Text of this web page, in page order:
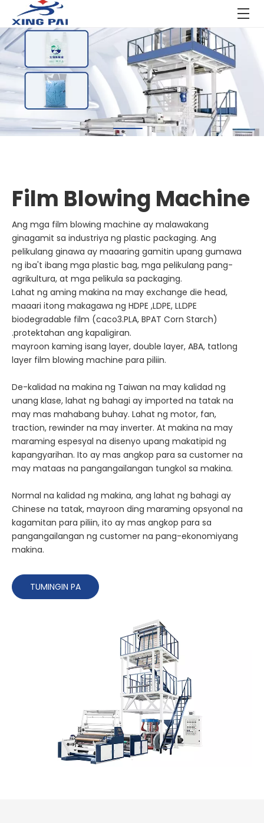
Innovation, kalidad, serbisyo - binuo
sa tiwala.
Espesyalista Sa Produksyon ng plastic&package
Film Blowing Machine
Ang mga film blowing machine ay malawakang
ginagamit sa industriya ng plastic packaging. Ang
pelikulang ginawa ay maaaring gamitin upang gumawa
ng iba't ibang mga plastic bag, mga pelikulang pang-
agrikultura, at mga pelikula sa packaging.
Lahat ng aming makina na may exchange die head,
maaari itong makagawa ng HDPE ,LDPE, LLDPE
biodegradable film (caco3.PLA, BPAT Corn Starch)
.protektahan ang kapaligiran.
mayroon kaming isang layer, double layer, ABA, tatlong
layer film blowing machine para piliin.
De-kalidad na makina ng Taiwan na may kalidad ng
unang klase, lahat ng bahagi ay imported na tatak na
may mas mahabang buhay. Lahat ng motor, fan,
traction, rewinder na may inverter. At makina na may
maraming espesyal na disenyo upang makatipid ng
kapangyarihan. Ito ay mas angkop para sa customer na
may mataas na pangangailangan tungkol sa makina.
Normal na kalidad ng makina, ang lahat ng bahagi ay
Chinese na tatak, mayroon ding maraming opsyonal na
kagamitan para piliin, ito ay mas angkop para sa
pangangailangan ng customer na pang-ekonomiyang
makina.
TUMINGIN PA